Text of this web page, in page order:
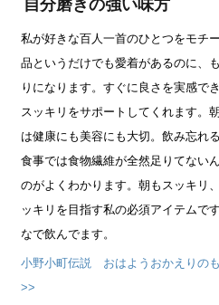
自分磨きの強い味方
私が好きな百人一首のひとつをモチ
品というだけでも愛着があるのに、
りになります。すぐに良さを実感で
スッキリをサポートしてくれます。
は健康にも美容にも大切。飲み忘れ
食事では食物繊維が全然足りてない
のがよくわかります。朝もスッキリ
ッキリを目指す私の必須アイテムで
なで飲んでます。
小野小町伝説 おはようおかえりの
>>